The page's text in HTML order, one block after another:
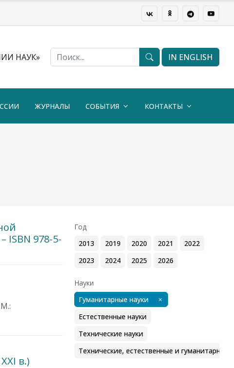
НАУК»
IN ENGLISH
ЖУРНАЛЫ СОБЫТИЯ КОНТАКТЫ
ISBN 978-5-
в.)
Год
2013
2019 2020 2021
2022
2023
2024 2025 2026
Науки
Гуманитарные науки
Естественные науки
Технические науки
Технические, естественные и гуманитарные